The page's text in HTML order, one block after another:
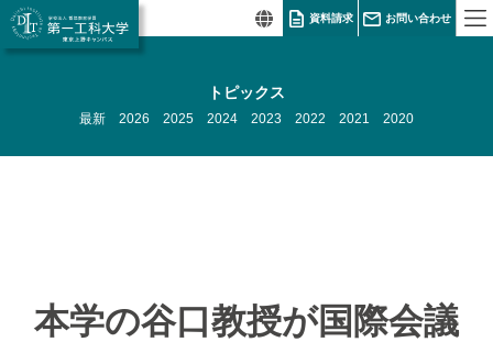
資料請求 お問い合わせ
トピックス
最新 2026 2025 2024 2023 2022 2021 2020
本学の谷口教授が国際会議